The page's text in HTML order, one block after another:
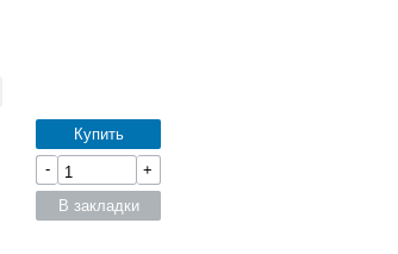
Купить
-
+
В закладки